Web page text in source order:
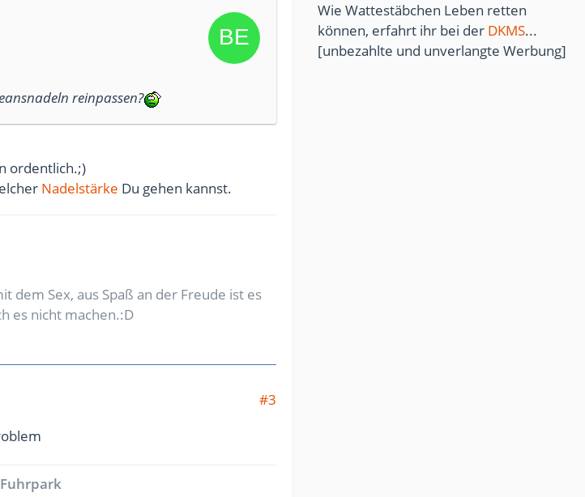
reinpassen?
ordentlich.;)
Nadelstärke Du gehen kannst.
dem Sex, aus Spaß an der Freude ist es
es nicht machen.:D
#3
Wie Wattestäbchen Leben retten
können, erfahrt ihr bei der DKMS...
[unbezahlte und unverlangte Werbung]